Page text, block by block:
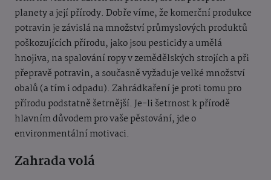
planety a její přírody. Dobře víme, že komerční produkce
potravin je závislá na množství průmyslových produktů
poškozujících přírodu, jako jsou pesticidy a umělá
hnojiva, na spalování ropy v zemědělských strojích a při
přepravě potravin, a současně vyžaduje velké množství
obalů (a tím i odpadu). Zahrádkaření je proti tomu pro
přírodu podstatně šetrnější. Je-li šetrnost k přírodě
hlavním důvodem pro vaše pěstování, jde o
environmentální motivaci.
Zahrada volá